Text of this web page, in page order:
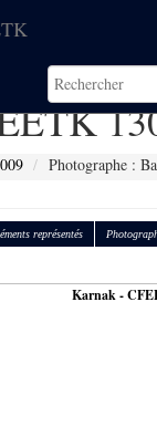
Photographe :
représentés